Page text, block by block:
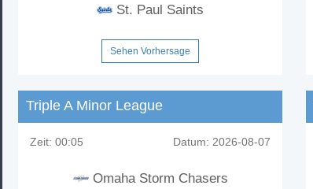
St. Paul Saints
Sehen Vorhersage
Triple A Minor League
Zeit: 00:05 Datum: 2026-08-07
Omaha Storm Chasers